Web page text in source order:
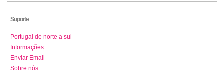
Suporte
Portugal de norte a sul
Informações
Enviar Email
Sobre nós